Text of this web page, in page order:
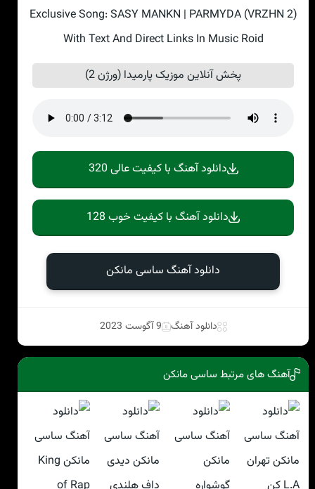
Exclusive Song: SASY MANKN | PARMYDA (VRZHN 2)
With Text And Direct Links In Music Roid
پخش آنلاین موزیک پارمیدا (ورژن 2)
دانلود آهنگ با کیفیت عالی 320
دانلود آهنگ با کیفیت خوب 128
دانلود آهنگ ساسی مانکن
دانلود آهنگ 9 آگوست 2023
آهنگ های مرتبط ساسی مانکن